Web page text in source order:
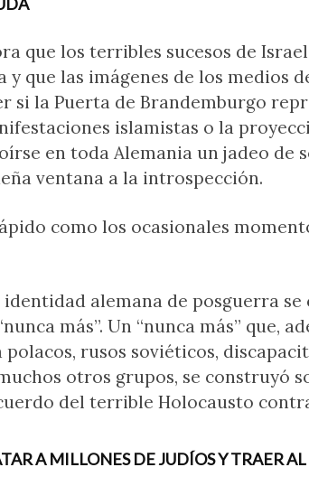
que los terribles sucesos de
y que las imágenes de los medios
si la Puerta de Brandemburgo
islamistas o la
en toda Alemania un jadeo de
ventana a la introspección.
como los ocasionales
identidad alemana de posguerra
más”. Un “nunca más” que,
rusos soviéticos,
otros grupos, se construyó
del terrible Holocausto
A MILLONES DE JUDÍOS Y TRAER